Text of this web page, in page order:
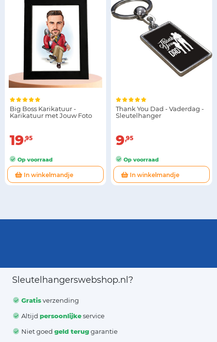
Big Boss Karikatuur -
Karikatuur met Jouw Foto
19 95
Op voorraad
In winkelmandje
Thank You Dad - Vaderdag -
Sleutelhanger
9 95
Op voorraad
In winkelmandje
Sleutelhangerswebshop.nl?
Gratisverzending
Altijdpersoonlijkeservice
Niet goedgeld teruggarantie